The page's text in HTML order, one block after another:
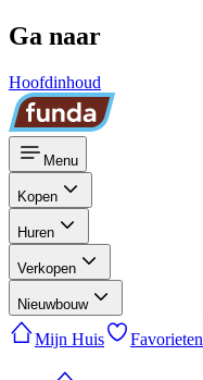
Ga naar
Hoofdinhoud
Menu
Kopen
Huren
Verkopen
Nieuwbouw
Mijn Huis Favorieten